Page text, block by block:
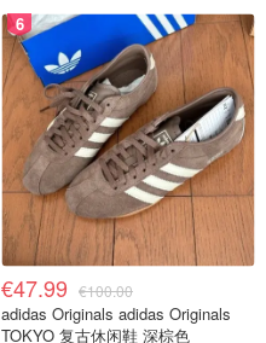
6
€47.99 €100.00
adidas Originals adidas Originals
TOKYO 复古休闲鞋 深棕色